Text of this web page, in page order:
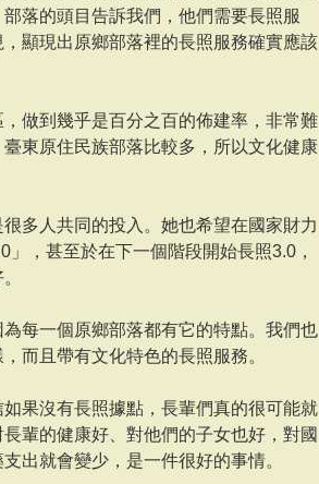
落的頭目告訴我們，他們需要長照服
顯現出原鄉部落裡的長照服務確實應該
做到幾乎是百分之百的佈建率，非常難
東原住民族部落比較多，所以文化健康
多人共同的投入。她也希望在國家財力
，甚至於在下一個階段開始長照3.0，
每一個原鄉部落都有它的特點。我們也
而且帶有文化特色的長照服務。
果沒有長照據點，長輩們真的很可能就
輩的健康好、對他們的子女也好，對國
出就會變少，是一件很好的事情。